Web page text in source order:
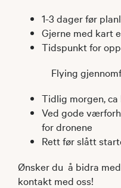
1-3 dager før
Gjerne med kart
Tidspunkt for
Flying
Tidlig morgen,
Ved gode
for dronene
Rett før slått
Ønsker du å bidra
kontakt med oss!